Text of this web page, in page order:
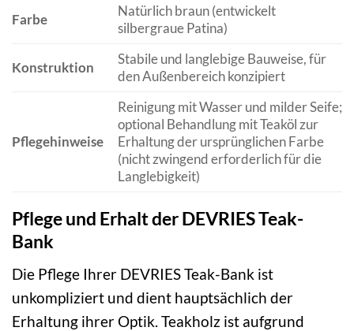
Farbe
Natürlich braun (entwickelt
silbergraue Patina)
Konstruktion
Stabile und langlebige Bauweise, für
den Außenbereich konzipiert
Pflegehinweise
Reinigung mit Wasser und milder Seife;
optional Behandlung mit Teaköl zur
Erhaltung der ursprünglichen Farbe
(nicht zwingend erforderlich für die
Langlebigkeit)
Pflege und Erhalt der DEVRIES Teak-
Bank
Die Pflege Ihrer DEVRIES Teak-Bank ist
unkompliziert und dient hauptsächlich der
Erhaltung ihrer Optik. Teakholz ist aufgrund